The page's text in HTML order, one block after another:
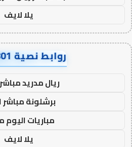
يلا لايف
روابط نصية AA32801
ريال مدريد
برشلونة مباشر
مباريات اليوم
يلا لايف